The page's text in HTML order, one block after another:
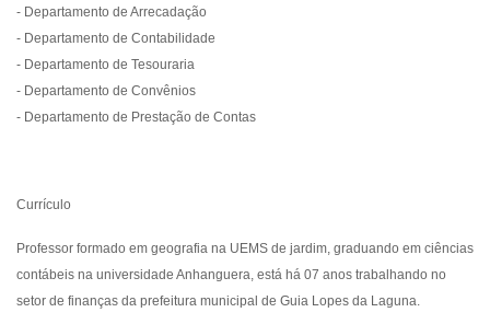
- Departamento de Arrecadação
- Departamento de Contabilidade
- Departamento de Tesouraria
- Departamento de Convênios
- Departamento de Prestação de Contas
Currículo
Professor formado em geografia na UEMS de jardim, graduando em ciências
contábeis na universidade Anhanguera, está há 07 anos trabalhando no
setor de finanças da prefeitura municipal de Guia Lopes da Laguna.